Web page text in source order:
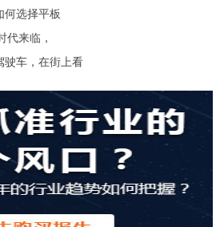
何选择平板
代来临，
驶车，在街上看